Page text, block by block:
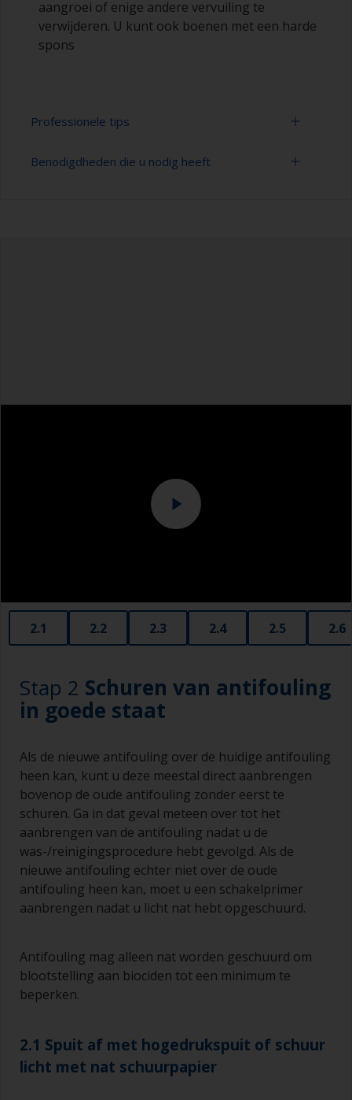
aangroei of enige andere vervuiling te
verwijderen. U kunt ook boenen met een harde
spons
Professionele tips
U kunt zien of het oppervlak goed is ontvet door
Schenk speciaal aandacht aan de reiniging
rondom de waterlijn of andere gebieden met
zichtbare verontreiniging en gebruik hier een
Benodigdheden die u nodig heeft
2.1 2.2 2.3 2.4 2.5 2.6
Stap 2 Schuren van antifouling
in goede staat
Als de nieuwe antifouling over de huidige antifouling
heen kan, kunt u deze meestal direct aanbrengen
bovenop de oude antifouling zonder eerst te
schuren. Ga in dat geval meteen over tot het
aanbrengen van de antifouling nadat u de
was-/reinigingsprocedure hebt gevolgd. Als de
nieuwe antifouling echter niet over de oude
antifouling heen kan, moet u een schakelprimer
aanbrengen nadat u licht nat hebt opgeschuurd.
Antifouling mag alleen nat worden geschuurd om
blootstelling aan biociden tot een minimum te
beperken.
2.1 Spuit af met hogedrukspuit of schuur
licht met nat schuurpapier